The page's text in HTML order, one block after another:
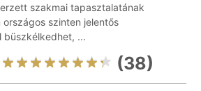
szakmai tapasztalatának
országos szinten jelentős
büszkélkedhet, ...
(38)